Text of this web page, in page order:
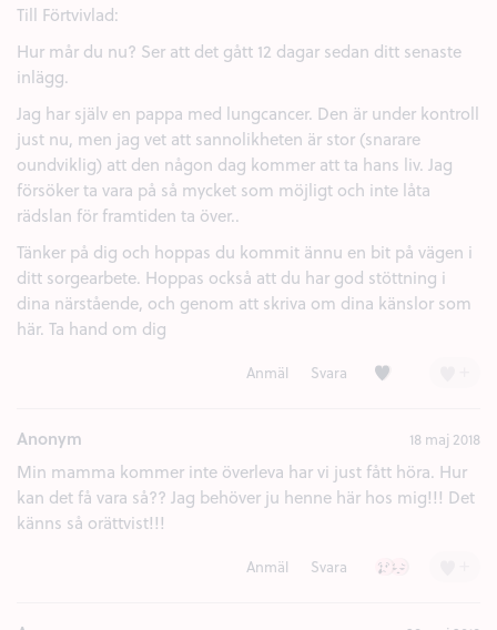
Till Förtvivlad:
Hur mår du nu? Ser att det gått 12 dagar sedan ditt senaste
inlägg.
Jag har själv en pappa med lungcancer. Den är under kontroll
just nu, men jag vet att sannolikheten är stor (snarare
oundviklig) att den någon dag kommer att ta hans liv. Jag
försöker ta vara på så mycket som möjligt och inte låta
rädslan för framtiden ta över..
Tänker på dig och hoppas du kommit ännu en bit på vägen i
ditt sorgearbete. Hoppas också att du har god stöttning i
dina närstående, och genom att skriva om dina känslor som
här. Ta hand om dig
Anmäl Svara Kärlek (1)
Anonym 18 maj 2018
Min mamma kommer inte överleva har vi just fått höra. Hur
kan det få vara så?? Jag behöver ju henne här hos mig!!! Det
känns så orättvist!!!
Anmäl Svara Ledsen (2)
Besviken (1)